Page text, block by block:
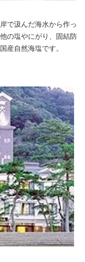
で汲んだ海水から作っ
の塩やにがり、固結防
産自然海塩です。